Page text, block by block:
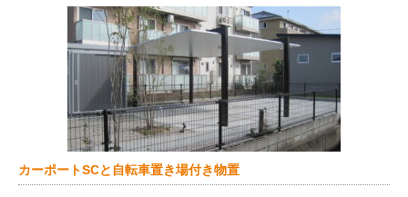
カーポートSCと自転車置き場付き物置